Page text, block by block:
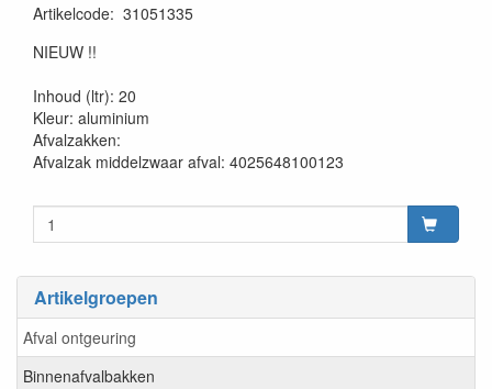
Artikelgroepen
Afval ontgeuring
Binnenafvalbakken
Artikelcode: 31051335
NIEUW !!
Inhoud (ltr): 20
Kleur: aluminium
Afvalzakken:
Afvalzak middelzwaar afval: 4025648100123